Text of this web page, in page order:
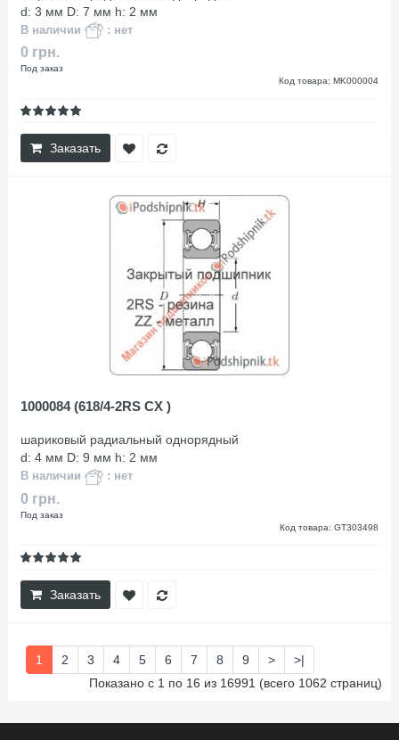
d: 3 мм D: 7 мм h: 2 мм
В наличии : нет
0 грн.
Под заказ
Код товара: MK000004
Заказать
1000084 (618/4-2RS CX )
шариковый радиальный однорядный
d: 4 мм D: 9 мм h: 2 мм
В наличии : нет
0 грн.
Под заказ
Код товара: GT303498
Заказать
1 2 3 4 5 6 7 8 9 >
>|
Показано с 1 по 16 из 16991 (всего 1062 страниц)